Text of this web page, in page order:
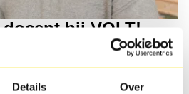
Details Over
bij VOLT!
ben van een grote familie. De